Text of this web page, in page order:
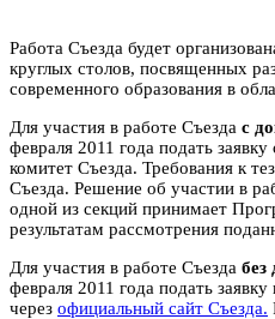
Работа Съезда будет
круглых столов, посвященных
современного образования в
Для участия в работе Съезда с
февраля 2011 года подать
комитет Съезда. Требования к
Съезда. Решение об участии в
одной из секций принимает
результатам рассмотрения
Для участия в работе Съезда без
февраля 2011 года подать
через официальный сайт Съезда.